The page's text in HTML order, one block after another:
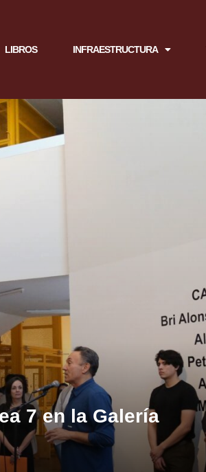
LIBROS INFRAESTRUCTURA
7 en la Galería